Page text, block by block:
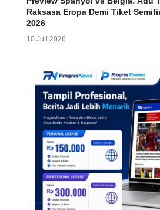
Raksasa Eropa Demi Tiket
2026
10 Juli 2026